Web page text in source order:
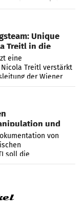
Unique
Treitl in die
eine
Treitl verstärkt
der Wiener
von Josef Kalina und
und
von
soll die
Manipulation und